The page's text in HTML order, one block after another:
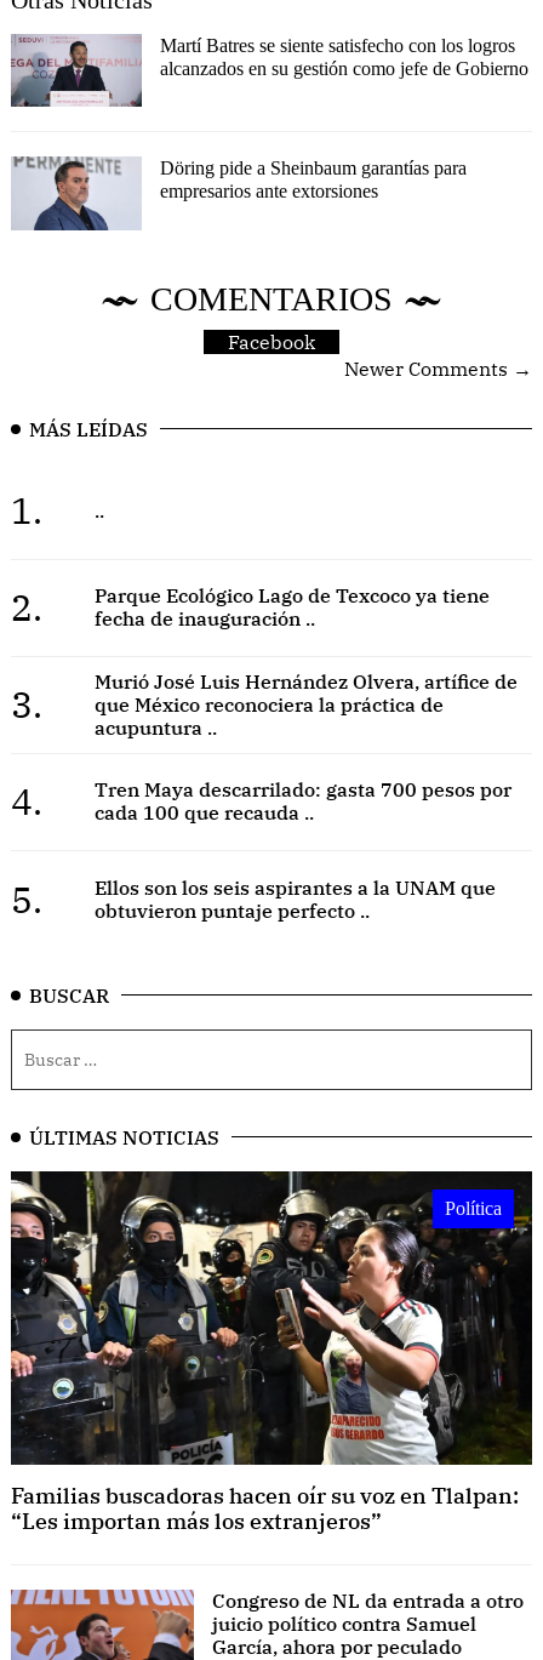
Martí Batres se siente satisfecho con los logros
alcanzados en su gestión como jefe de Gobierno
Döring pide a Sheinbaum garantías para
empresarios ante extorsiones
COMENTARIOS
Facebook
Newer Comments →
MÁS LEÍDAS
1. ..
2.
Parque Ecológico Lago de Texcoco ya tiene
fecha de inauguración ..
3.
Murió José Luis Hernández Olvera, artífice de
que México reconociera la práctica de
acupuntura ..
4.
Tren Maya descarrilado: gasta 700 pesos por
cada 100 que recauda ..
5.
Ellos son los seis aspirantes a la UNAM que
obtuvieron puntaje perfecto ..
BUSCAR
ÚLTIMAS NOTICIAS
Política
Familias buscadoras hacen oír su voz en Tlalpan:
“Les importan más los extranjeros”
Congreso de NL da entrada a otro
juicio político contra Samuel
García, ahora por peculado